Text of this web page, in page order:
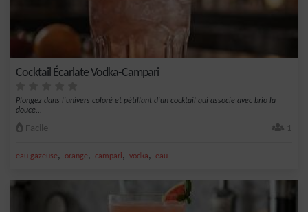
Cocktail Écarlate Vodka-Campari
Plongez dans l'univers coloré et pétillant d'un cocktail qui associe avec brio la
douce...
Facile 1
eau gazeuse, orange, campari, vodka, eau